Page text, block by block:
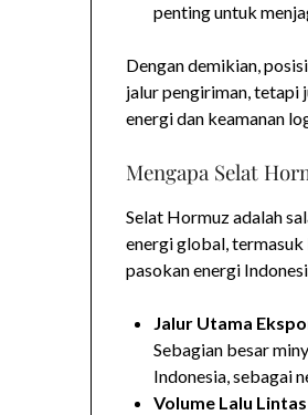
penting untuk
Dengan demikian,
jalur pengiriman, tetapi
energi dan keamanan
Mengapa Selat
Selat Hormuz adalah
energi global,
pasokan energi
Jalur Utama
Sebagian besar
Indonesia, sebagai
Volume Lalu